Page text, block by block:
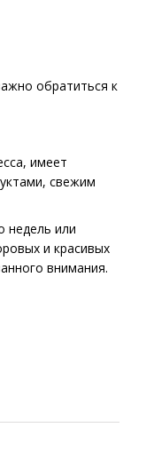
обратиться к
имеет
свежим
недель или
и красивых
внимания.